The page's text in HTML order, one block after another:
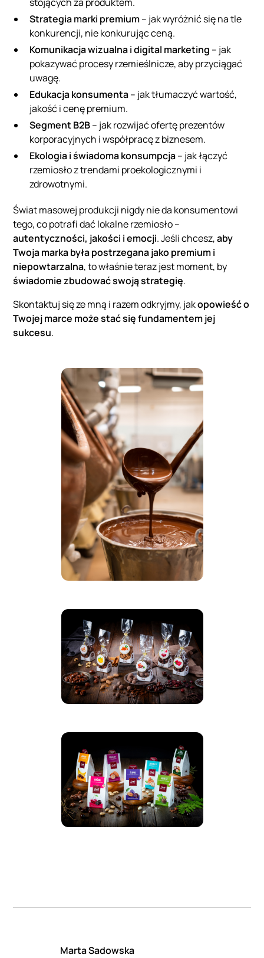
Strategia marki premium– jak wyróżnić się na tle
konkurencji, nie konkurując ceną.
Komunikacja wizualna i digital marketing – jak
pokazywać procesy rzemieślnicze, aby przyciągać
uwagę.
Edukacja konsumenta– jak tłumaczyć wartość,
jakość i cenę premium.
Segment B2B– jak rozwijać ofertę prezentów
korporacyjnych i współpracę z biznesem.
Ekologia i świadoma konsumpcja– jak łączyć
rzemiosło z trendami proekologicznymi i
zdrowotnymi.
Świat masowej produkcji nigdy nie da konsumentowi
tego, co potrafi dać lokalne rzemiosło –
autentyczności, jakości i emocji. Jeśli chcesz,aby
Twoja marka była postrzegana jako premium i
niepowtarzalna, to właśnie teraz jest moment, by
świadomie zbudować swoją strategię.
Skontaktuj się ze mną i razem odkryjmy, jakopowieść o
Twojej marce może stać się fundamentem jej
sukcesu.
Marta Sadowska